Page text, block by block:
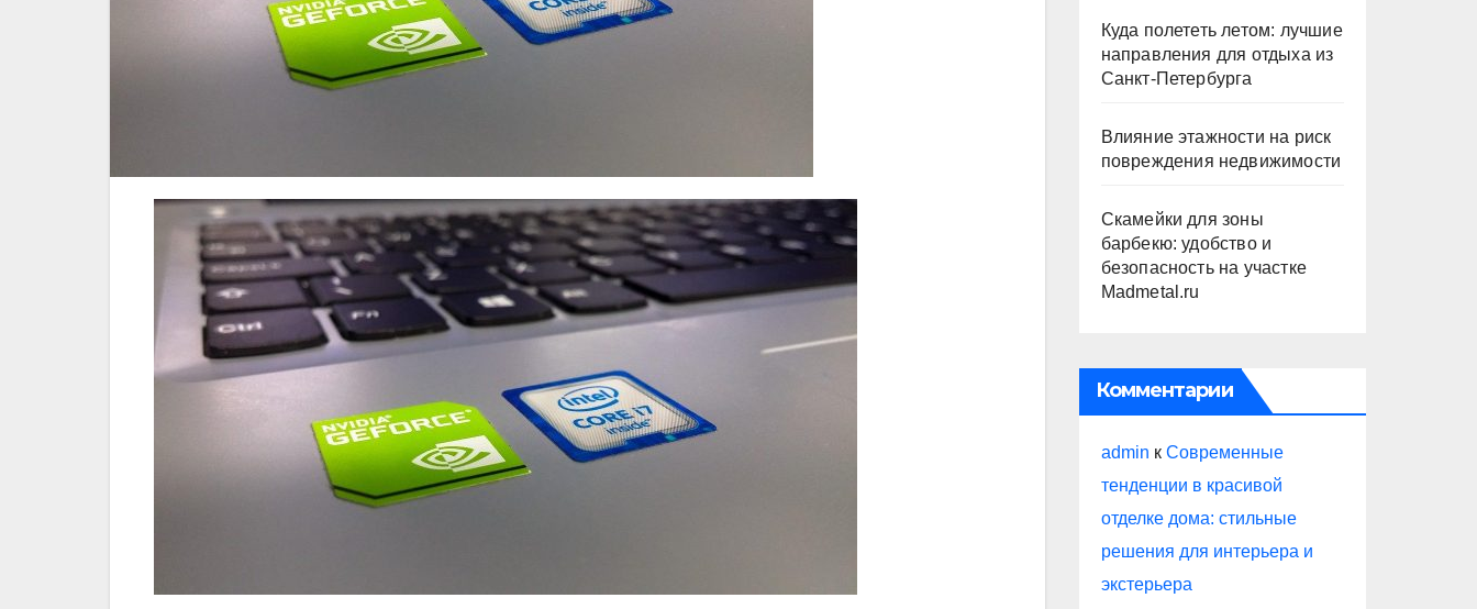
Куда полететь летом: лучшие
направления для отдыха из
Санкт-Петербурга
Влияние этажности на риск
повреждения недвижимости
Скамейки для зоны
барбекю: удобство и
безопасность на участке
Madmetal.ru
Комментарии
admin к Современные
тенденции в красивой
отделке дома: стильные
решения для интерьера и
экстерьера